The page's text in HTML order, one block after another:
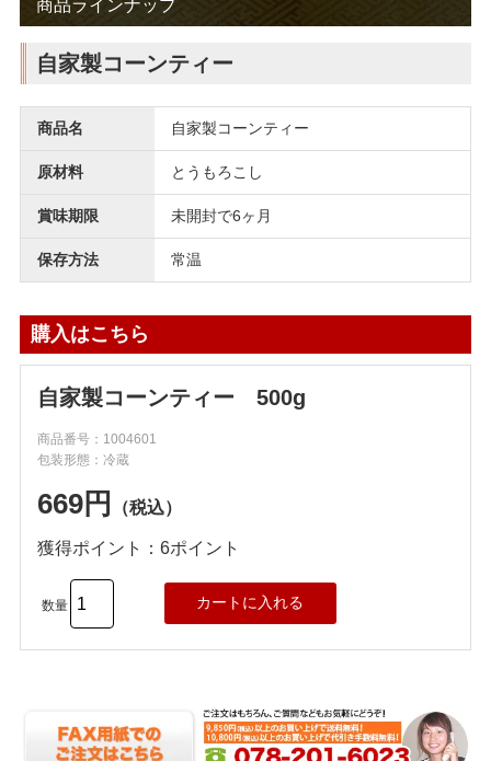
商品ラインナップ
自家製コーンティー
商品名 自家製コーンティー
原材料 とうもろこし
賞味期限 未開封で6ヶ月
保存方法 常温
購入はこちら
自家製コーンティー 500g
商品番号：1004601
包装形態：冷蔵
669円 （税込）
獲得ポイント：6ポイント
数量